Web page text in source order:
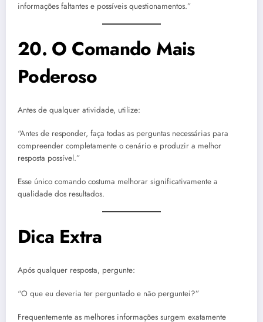
informações faltantes e possíveis questionamentos.”
20. O Comando Mais
Poderoso
Antes de qualquer atividade, utilize:
“Antes de responder, faça todas as perguntas necessárias para
compreender completamente o cenário e produzir a melhor
resposta possível.”
Esse único comando costuma melhorar significativamente a
qualidade dos resultados.
Dica Extra
Após qualquer resposta, pergunte:
“O que eu deveria ter perguntado e não perguntei?”
Frequentemente as melhores informações surgem exatamente